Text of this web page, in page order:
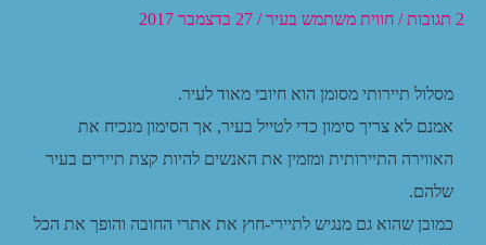
2 תגובות / חווית משתמש בעיר/ 27 בדצמבר 2017
מסלול תיירותי מסומן הוא חיובי מאוד לעיר.
אמנם לא צריך סימון כדי לטייל בעיר, אך הסימון מנכיח את
האווירה התיירותית ומזמין את האנשים להיות קצת תיירים בעיר
שלהם.
כמובן שהוא גם מנגיש לתיירי-חוץ את אתרי החובה והופך את הכל